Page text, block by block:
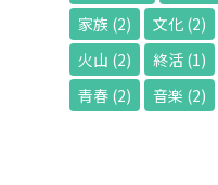
家族 (2) 文化 (2)
火山 (2) 終活 (1)
青春 (2) 音楽 (2)